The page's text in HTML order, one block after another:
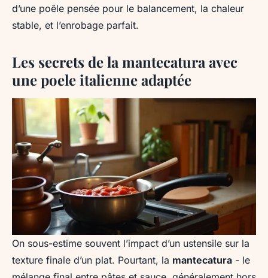
d’une poêle pensée pour le balancement, la chaleur
stable, et l’enrobage parfait.
Les secrets de la mantecatura avec
une poele italienne adaptée
On sous-estime souvent l’impact d’un ustensile sur la
texture finale d’un plat. Pourtant, la mantecatura - le